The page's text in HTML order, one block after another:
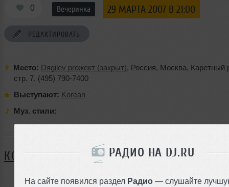
РАДИО НА DJ.RU
На сайте появился раздел Радио — слушайте
0 Вечеринка 29 МАРТА 2007 В 21:00
РЕДАКТИРОВАТЬ
Место: Dяgilev proжект (закрыт), Россия, Москва, Каретный
стр. 7, (495) 790-7400
Выступают: Korean
Муз. стили:
КОММЕНТАРИИ